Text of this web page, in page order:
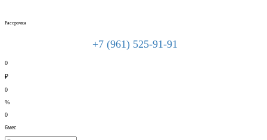
Рассрочка
+7 (961) 525-91-91
0
₽
0
%
0
6мес